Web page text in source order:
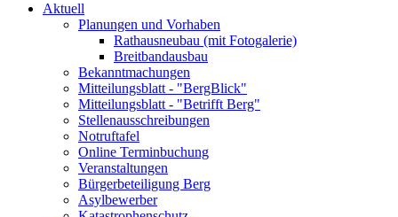
Aktuell
Planungen und Vorhaben
Rathausneubau (mit Fotogalerie)
Breitbandausbau
Bekanntmachungen
Mitteilungsblatt - "BergBlick"
Mitteilungsblatt - "Betrifft Berg"
Stellenausschreibungen
Notruftafel
Online Terminbuchung
Veranstaltungen
Bürgerbeteiligung Berg
Asylbewerber